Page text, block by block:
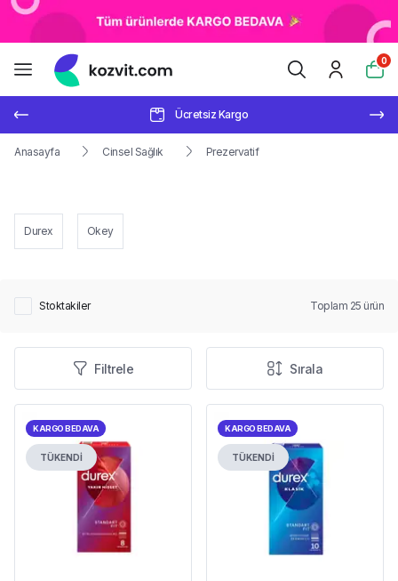
0
Ücretsiz Kargo
Anasayfa Cinsel Sağlık Prezervatif
Durex Okey
Stoktakiler Toplam 25 ürün
Filtrele Sırala
KARGO BEDAVA
TÜKENDİ
KARGO BEDAVA
TÜKENDİ